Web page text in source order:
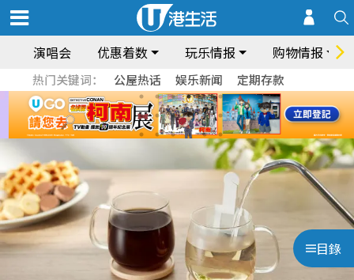
演唱会 优惠着数 玩乐情报 购物情报
热门关键词： 公屋热话 娱乐新闻 定期存款
目錄